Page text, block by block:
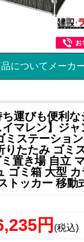
についてメーカ
運びも便利
イマレン】ジ
ミステーショ
りたたみ ゴミ
置き場 自立
ゴミ箱 大型 カ
トッカー 移動
円 (税込)